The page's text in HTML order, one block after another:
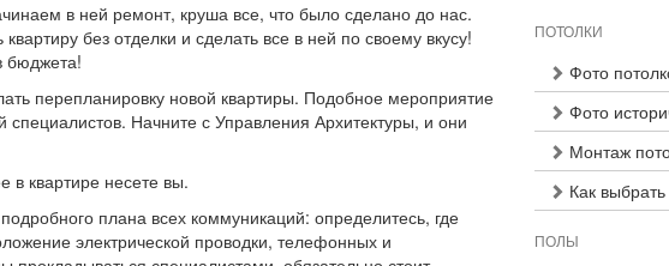
в ней ремонт, круша все, что было сделано до нас.
без отделки и сделать все в ней по своему вкусу!
бюджета!
перепланировку новой квартиры. Подобное мероприятие
Начните с Управления Архитектуры, и они
в квартире несете вы.
плана всех коммуникаций: определитесь, где
электрической проводки, телефонных и
ПОТОЛКИ
Фото
Фото
Монтаж
Как
ПОЛЫ